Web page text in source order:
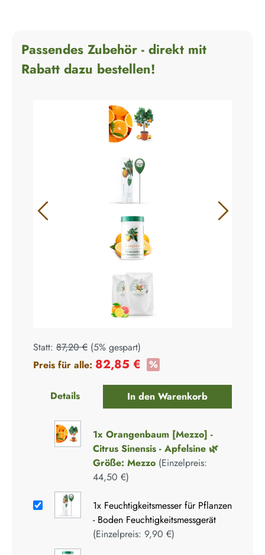
Passendes Zubehör - direkt mit
Rabatt dazu bestellen!
Statt: 87,20 € (5% gespart)
Preis für alle: 82,85 € %
Details In den Warenkorb
1x Orangenbaum [Mezzo] -
Citrus Sinensis - Apfelsine 🌿
Größe: Mezzo (Einzelpreis:
44,50 €)
1x Feuchtigkeitsmesser für Pflanzen
- Boden Feuchtigkeitsmessgerät
(Einzelpreis: 9,90 €)